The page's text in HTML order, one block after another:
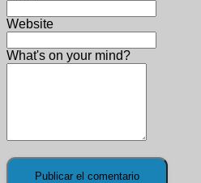
Website
What's on your mind?